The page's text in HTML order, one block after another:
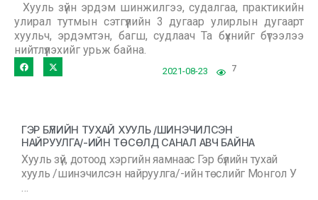
Хууль зүйн эрдэм шинжилгээ, судалгаа, практикийн
улирал тутмын сэтгүүлийн 3 дугаар улирлын дугаарт
хуульч, эрдэмтэн, багш, судлаач Та бүхнийг бүтээлээ
нийтлүүлэхийг урьж байна.
2021-08-23 7
ГЭР БҮЛИЙН ТУХАЙ ХУУЛЬ /ШИНЭЧИЛСЭН
НАЙРУУЛГА/-ИЙН ТӨСӨЛД САНАЛ АВЧ БАЙНА
Хууль зүй, дотоод хэргийн яамнаас Гэр бүлийн тухай
хууль /шинэчилсэн найруулга/-ийн төслийг Монгол У
…